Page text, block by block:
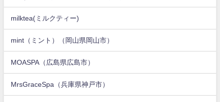
milktea(ミルクティー)
mint（ミント）（岡山県岡山市）
MOASPA（広島県広島市）
MrsGraceSpa（兵庫県神戸市）